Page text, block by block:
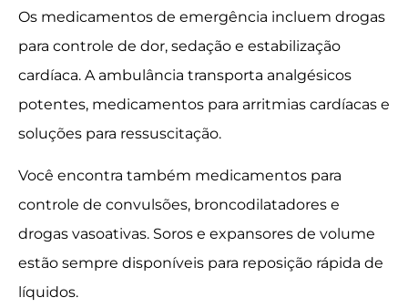
Os medicamentos de emergência incluem drogas
para controle de dor, sedação e estabilização
cardíaca. A ambulância transporta analgésicos
potentes, medicamentos para arritmias cardíacas e
soluções para ressuscitação.
Você encontra também medicamentos para
controle de convulsões, broncodilatadores e
drogas vasoativas. Soros e expansores de volume
estão sempre disponíveis para reposição rápida de
líquidos.